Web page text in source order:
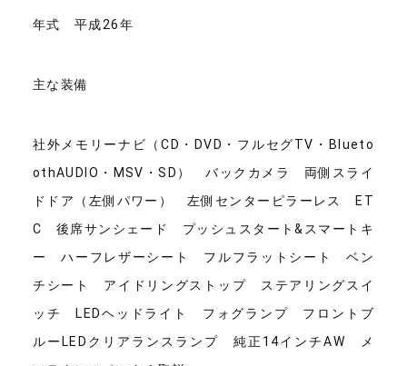
年式 平成26年
主な装備
社外メモリーナビ（CD・DVD・フルセグTV・Blueto
othAUDIO・MSV・SD） バックカメラ 両側スライ
ドドア（左側パワー） 左側センターピラーレス ET
C 後席サンシェード プッシュスタート&スマートキ
ー ハーフレザーシート フルフラットシート ベン
チシート アイドリングストップ ステアリングスイ
ッチ LEDヘッドライト フォグランプ フロントブ
ルーLEDクリアランスランプ 純正14インチAW メ